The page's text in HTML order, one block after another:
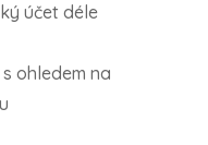
účet déle
ohledem na